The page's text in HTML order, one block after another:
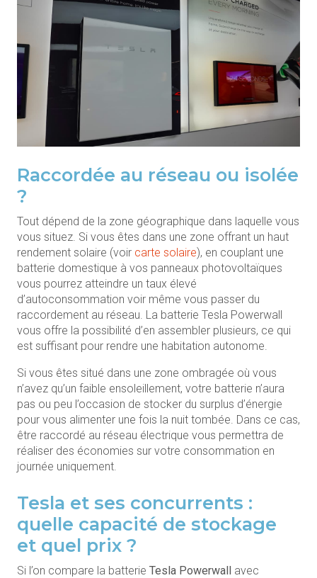
Raccordée au réseau ou isolée
?
Tout dépend de la zone géographique dans laquelle vous
vous situez. Si vous êtes dans une zone offrant un haut
rendement solaire (voir carte solaire), en couplant une
batterie domestique à vos panneaux photovoltaïques
vous pourrez atteindre un taux élevé
d’autoconsommation voir même vous passer du
raccordement au réseau. La batterie Tesla Powerwall
vous offre la possibilité d’en assembler plusieurs, ce qui
est suffisant pour rendre une habitation autonome.
Si vous êtes situé dans une zone ombragée où vous
n’avez qu’un faible ensoleillement, votre batterie n’aura
pas ou peu l’occasion de stocker du surplus d’énergie
pour vous alimenter une fois la nuit tombée. Dans ce cas,
être raccordé au réseau électrique vous permettra de
réaliser des économies sur votre consommation en
journée uniquement.
Tesla et ses concurrents :
quelle capacité de stockage
et quel prix ?
Si l’on compare la batterie Tesla Powerwall avec